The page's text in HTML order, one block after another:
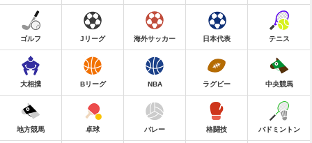
ゴルフ Jリーグ 海外サッカー 日本代表 テニス
大相撲 Bリーグ NBA ラグビー 中央競馬
地方競馬 卓球 バレー 格闘技 バドミントン